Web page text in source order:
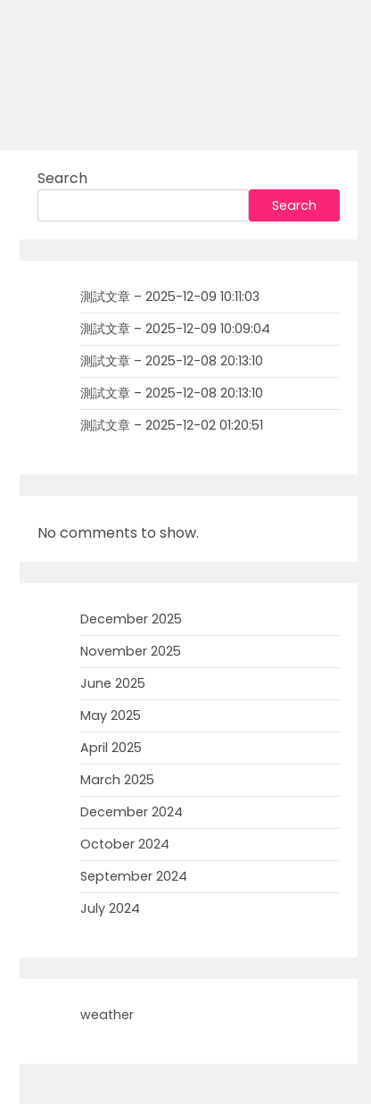
Search
Search
測試文章 – 2025-12-09 10:11:03
測試文章 – 2025-12-09 10:09:04
測試文章 – 2025-12-08 20:13:10
測試文章 – 2025-12-08 20:13:10
測試文章 – 2025-12-02 01:20:51
No comments to show.
December 2025
November 2025
June 2025
May 2025
April 2025
March 2025
December 2024
October 2024
September 2024
July 2024
weather